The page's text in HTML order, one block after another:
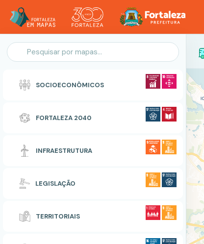
SOCIOECONÔMICOS
FORTALEZA 2040
INFRAESTRUTURA
LEGISLAÇÃO
TERRITORIAIS
Personalização do Mapa
Zonas Especiais de Interesse Social